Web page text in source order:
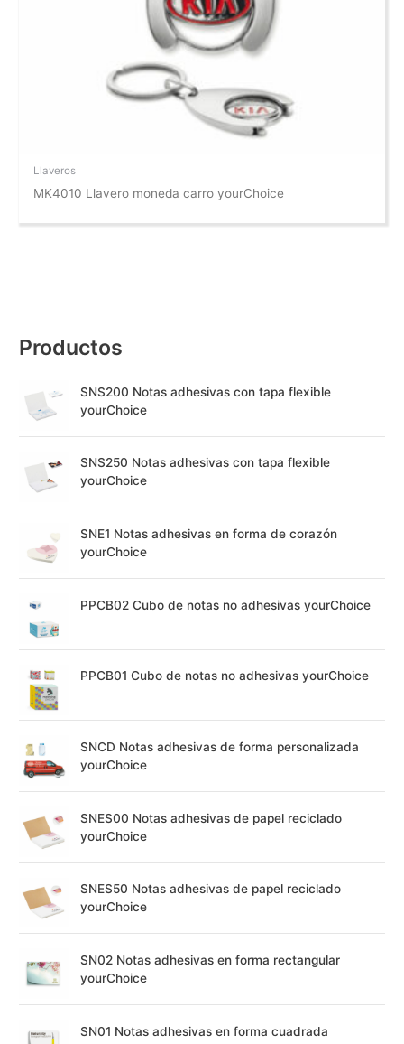
Llaveros
MK4010 Llavero moneda carro yourChoice
Productos
SNS200 Notas adhesivas con tapa flexible
yourChoice
SNS250 Notas adhesivas con tapa flexible
yourChoice
SNE1 Notas adhesivas en forma de corazón
yourChoice
PPCB02 Cubo de notas no adhesivas yourChoice
PPCB01 Cubo de notas no adhesivas yourChoice
SNCD Notas adhesivas de forma personalizada
yourChoice
SNES00 Notas adhesivas de papel reciclado
yourChoice
SNES50 Notas adhesivas de papel reciclado
yourChoice
SN02 Notas adhesivas en forma rectangular
yourChoice
SN01 Notas adhesivas en forma cuadrada